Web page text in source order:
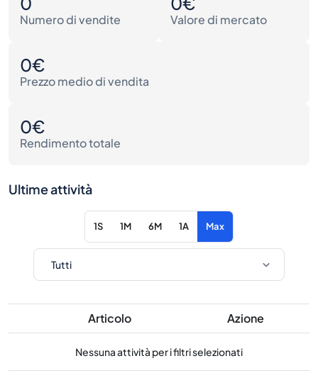
Numero di vendite Valore di mercato
0€
Prezzo medio di vendita
0€
Rendimento totale
Ultime attività
1S 1M 6M 1A Max
Articolo Azione
Nessuna attività per i filtri selezionati